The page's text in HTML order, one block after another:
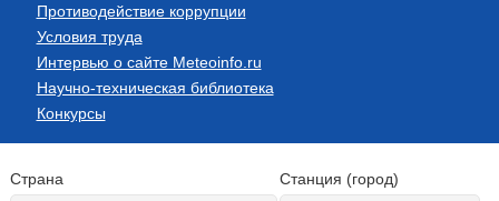
Противодействие коррупции
Условия труда
Интервью о сайте Meteoinfo.ru
Научно-техническая библиотека
Конкурсы
Страна Станция (город)